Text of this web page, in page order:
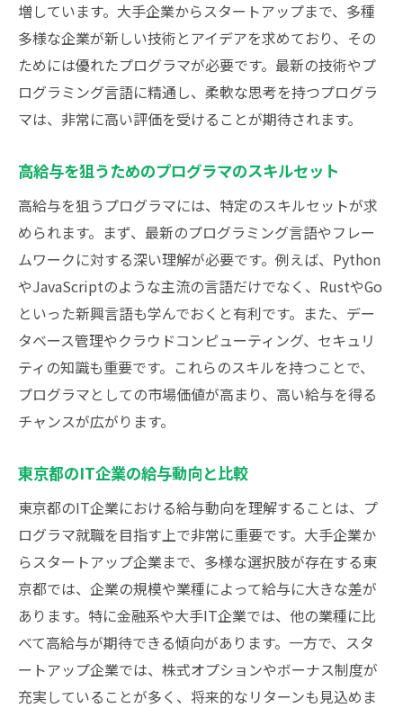
就職活動前に知っておくべき東京都のIT企
業文化
高収入を目指せる企業の選び方
人材エージェントを活用した就職活動のコ
面接でアピールすべきポイント
東京都のIT業界で成功するための心構え
東京都でプログラマとして高収入を得るための
キャリアアップ戦略
キャリアアップに役立つ専門資格
最新技術の習得と実践方法
メンターシップとネットワーキングの重要
性
社内での昇進を狙うための戦略
フリーランスやコンサルタントとしての道
東京都の企業で働くプログラマが知るべき高収
入実現のコツ
給与交渉のテクニック
企業内でのキャリアパスの見つけ方
副業としてのプログラミングの可能性
高収入を実現しているプログラマの事例
スキルアップのための自己投資
増しています。大手企業からスタートアップまで、多種
多様な企業が新しい技術とアイデアを求めており、その
ためには優れたプログラマが必要です。最新の技術やプ
ログラミング言語に精通し、柔軟な思考を持つプログラ
マは、非常に高い評価を受けることが期待されます。
高給与を狙うためのプログラマのスキルセット
高給与を狙うプログラマには、特定のスキルセットが求
められます。まず、最新のプログラミング言語やフレー
ムワークに対する深い理解が必要です。例えば、Python
やJavaScriptのような主流の言語だけでなく、RustやGo
といった新興言語も学んでおくと有利です。また、デー
タベース管理やクラウドコンピューティング、セキュリ
ティの知識も重要です。これらのスキルを持つことで、
プログラマとしての市場価値が高まり、高い給与を得る
チャンスが広がります。
東京都のIT企業の給与動向と比較
東京都のIT企業における給与動向を理解することは、プ
ログラマ就職を目指す上で非常に重要です。大手企業か
らスタートアップ企業まで、多様な選択肢が存在する東
京都では、企業の規模や業種によって給与に大きな差が
あります。特に金融系や大手IT企業では、他の業種に比
べて高給与が期待できる傾向があります。一方で、スタ
ートアップ企業では、株式オプションやボーナス制度が
充実していることが多く、将来的なリターンも見込めま